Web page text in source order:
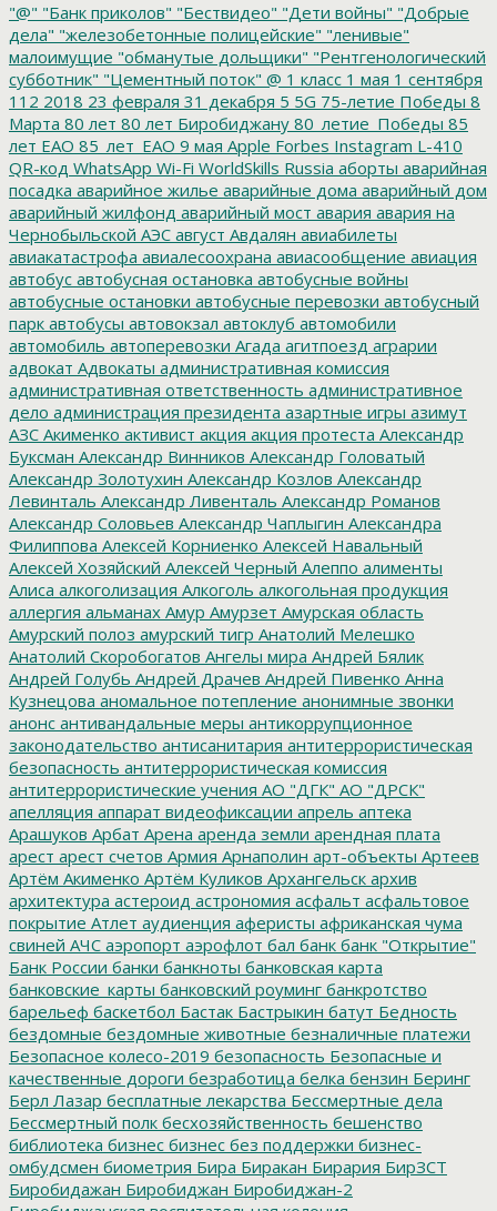
"@" "Банк приколов" "Бествидео" "Дети войны" "Добрые
дела" "железобетонные полицейские" "ленивые"
малоимущие "обманутые дольщики" "Рентгенологический
субботник" "Цементный поток" @ 1 класс 1 мая 1 сентября
112 2018 23 февраля 31 декабря 5 5G 75-летие Победы 8
Марта 80 лет 80 лет Биробиджану 80_летие_Победы 85
лет ЕАО 85_лет_ЕАО 9 мая Apple Forbes Instagram L-410
QR-код WhatsApp Wi-Fi WorldSkills Russia аборты аварийная
посадка аварийное жилье аварийные дома аварийный дом
аварийный жилфонд аварийный мост авария авария на
Чернобыльской АЭС август Авдалян авиабилеты
авиакатастрофа авиалесоохрана авиасообщение авиация
автобус автобусная остановка автобусные войны
автобусные остановки автобусные перевозки автобусный
парк автобусы автовокзал автоклуб автомобили
автомобиль автоперевозки Агада агитпоезд аграрии
адвокат Адвокаты административная комиссия
административная ответственность административное
дело администрация президента азартные игры азимут
АЗС Акименко активист акция акция протеста Александр
Буксман Александр Винников Александр Головатый
Александр Золотухин Александр Козлов Александр
Левинталь Александр Ливенталь Александр Романов
Александр Соловьев Александр Чаплыгин Александра
Филиппова Алексей Корниенко Алексей Навальный
Алексей Хозяйский Алексей Черный Алеппо алименты
Алиса алкоголизация Алкоголь алкогольная продукция
аллергия альманах Амур Амурзет Амурская область
Амурский полоз амурский тигр Анатолий Мелешко
Анатолий Скоробогатов Ангелы мира Андрей Бялик
Андрей Голубь Андрей Драчев Андрей Пивенко Анна
Кузнецова аномальное потепление анонимные звонки
анонс антивандальные меры антикоррупционное
законодательство антисанитария антитеррористическая
безопасность антитеррористическая комиссия
антитеррористические учения АО "ДГК" АО "ДРСК"
апелляция аппарат видеофиксации апрель аптека
Арашуков Арбат Арена аренда земли арендная плата
арест арест счетов Армия Арнаполин арт-объекты Артеев
Артём Акименко Артём Куликов Архангельск архив
архитектура астероид астрономия асфальт асфальтовое
покрытие Атлет аудиенция аферисты африканская чума
свиней АЧС аэропорт аэрофлот бал банк банк "Открытие"
Банк России банки банкноты банковская карта
банковские_карты банковский роуминг банкротство
барельеф баскетбол Бастак Бастрыкин батут Бедность
бездомные бездомные животные безналичные платежи
Безопасное колесо-2019 безопасность Безопасные и
качественные дороги безработица белка бензин Беринг
Берл Лазар бесплатные лекарства Бессмертные дела
Бессмертный полк бесхозяйственность бешенство
библиотека бизнес бизнес без поддержки бизнес-
омбудсмен биометрия Бира Биракан Бирария БирЗСТ
Биробидажан Биробиджан Биробиджан-2